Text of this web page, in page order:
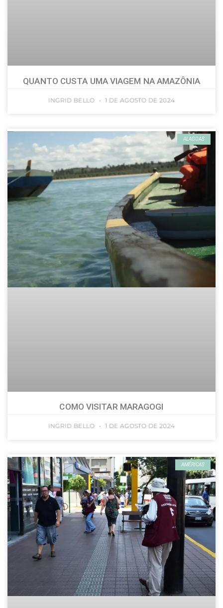
QUANTO CUSTA UMA VIAGEM NA AMAZÔNIA
INGRID BELLO 1 DE AGOSTO DE 2024
ALAGOAS
COMO VISITAR MARAGOGI
INGRID BELLO 1 DE AGOSTO DE 2024
AMÉRICAS